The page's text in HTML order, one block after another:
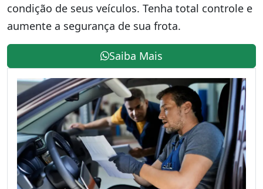
condição de seus veículos. Tenha total controle e
aumente a segurança de sua frota.
Saiba Mais